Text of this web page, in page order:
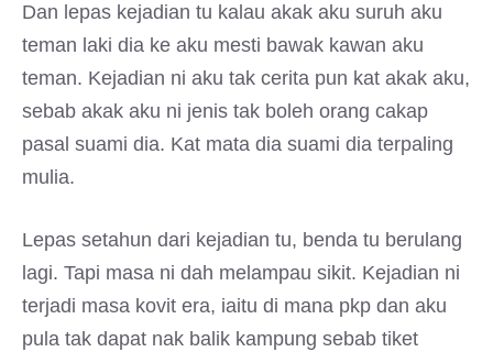
Dan lepas kejadian tu kalau akak aku suruh aku
teman laki dia ke aku mesti bawak kawan aku
teman. Kejadian ni aku tak cerita pun kat akak aku,
sebab akak aku ni jenis tak boleh orang cakap
pasal suami dia. Kat mata dia suami dia terpaling
mulia.
Lepas setahun dari kejadian tu, benda tu berulang
lagi. Tapi masa ni dah melampau sikit. Kejadian ni
terjadi masa kovit era, iaitu di mana pkp dan aku
pula tak dapat nak balik kampung sebab tiket